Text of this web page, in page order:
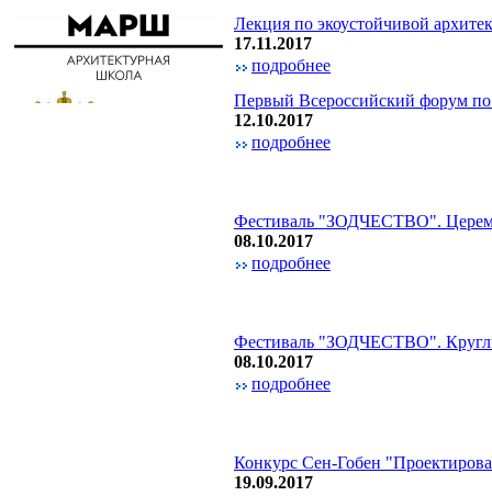
Лекция по экоустойчивой
17.11.2017
подробнее
Первый Всероссийский форум
12.10.2017
подробнее
Фестиваль "ЗОДЧЕСТВО".
08.10.2017
подробнее
Фестиваль "ЗОДЧЕСТВО".
08.10.2017
подробнее
Конкурс Сен-Гобен
19.09.2017